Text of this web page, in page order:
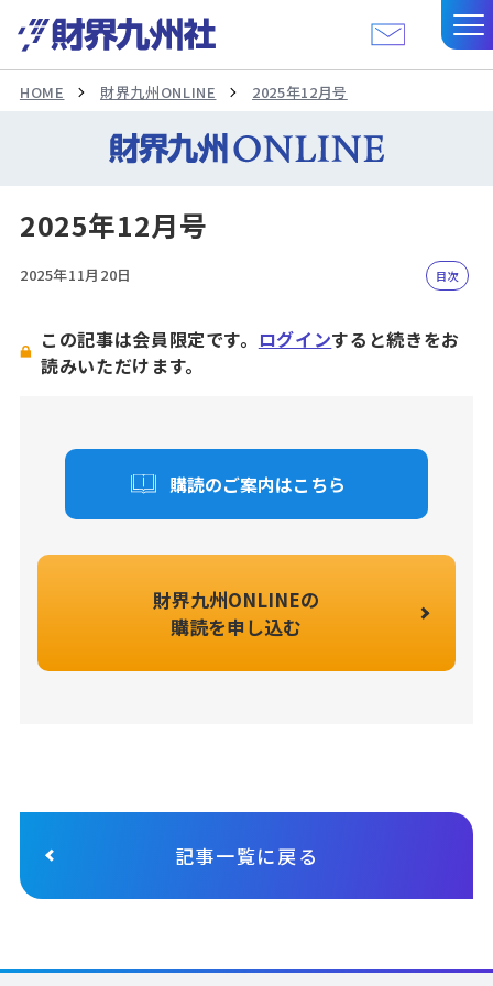
HOME 財界九州ONLINE 2025年12月号
2025年12月号
2025年11月20日 目次
この記事は会員限定です。 ログインすると続きをお
読みいただけます。
購読のご案内はこちら
財界九州ONLINEの
購読を申し込む
記事一覧に戻る